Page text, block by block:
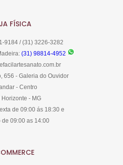
FÍSICA
9184 / (31) 3226-3282
(31) 98814-4952
656 - Galeria do Ouvidor
- Centro
Horizonte - MG
de 09:00 ás 18:30 e
de 09:00 as 14:00